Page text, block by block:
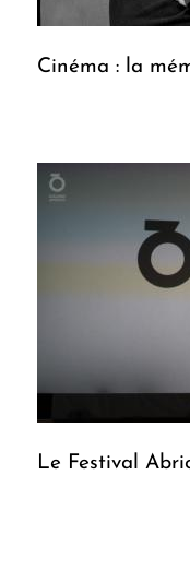
Cinéma : la
Le Festival